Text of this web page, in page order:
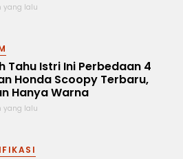
yang lalu
Tahu Istri Ini Perbedaan 4
Honda Scoopy Terbaru,
Hanya Warna
yang lalu